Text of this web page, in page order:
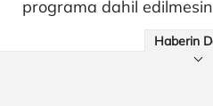
programa dahil
Haberin